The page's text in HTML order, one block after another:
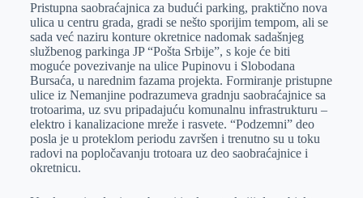
Pristupna saobraćajnica za budući parking, praktično nova
ulica u centru grada, gradi se nešto sporijim tempom, ali se
sada već naziru konture okretnice nadomak sadašnjeg
službenog parkinga JP “Pošta Srbije”, s koje će biti
moguće povezivanje na ulice Pupinovu i Slobodana
Bursaća, u narednim fazama projekta. Formiranje pristupne
ulice iz Nemanjine podrazumeva gradnju saobraćajnice sa
trotoarima, uz svu pripadajuću komunalnu infrastrukturu –
elektro i kanalizacione mreže i rasvete. “Podzemni” deo
posla je u proteklom periodu završen i trenutno su u toku
radovi na popločavanju trotoara uz deo saobraćajnice i
okretnicu.